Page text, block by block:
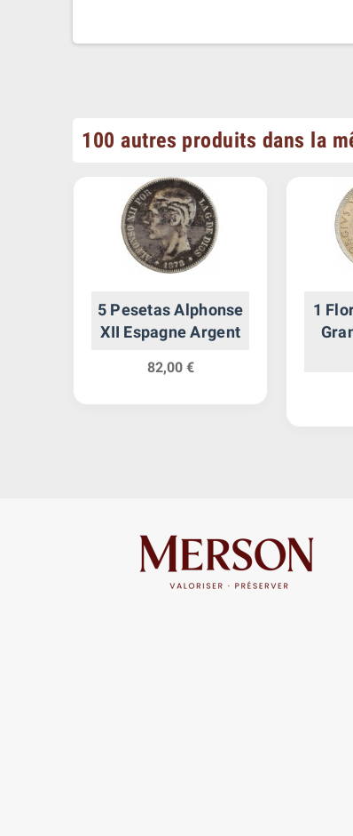
100 autres produits dans la
5 Pesetas Alphonse
XII Espagne Argent
82,00 €
1